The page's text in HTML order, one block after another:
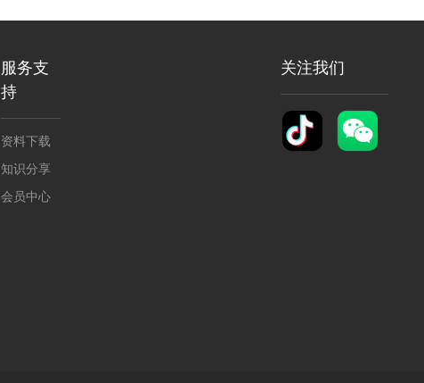
服务支
持
资料下载
知识分享
会员中心
关注我们